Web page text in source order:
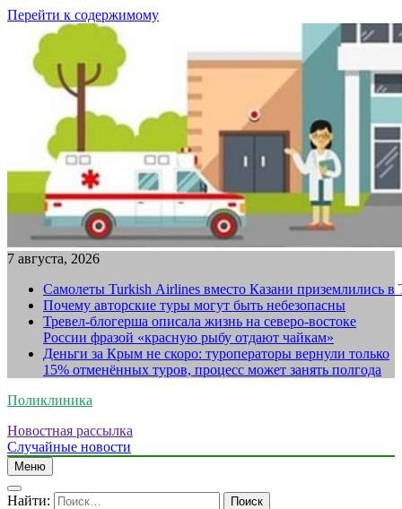
Перейти к содержимому
7 августа, 2026
Самолеты Turkish Airlines вместо Казани приземлились в
Почему авторские туры могут быть небезопасны
Тревел-блогерша описала жизнь на северо-востоке
России фразой «красную рыбу отдают чайкам»
Деньги за Крым не скоро: туроператоры вернули только
15% отменённых туров, процесс может занять полгода
Поликлиника
Новостная рассылка
Случайные новости
Меню
Найти: